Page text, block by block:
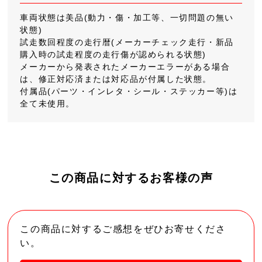
車両状態は美品(動力・傷・加工等、一切問題の無い
状態)
試走数回程度の走行暦(メーカーチェック走行・新品
購入時の試走程度の走行傷が認められる状態)
メーカーから発表されたメーカーエラーがある場合
は、修正対応済または対応品が付属した状態。
付属品(パーツ・インレタ・シール・ステッカー等)は
全て未使用。
この商品に対するお客様の声
この商品に対するご感想をぜひお寄せくださ
い。